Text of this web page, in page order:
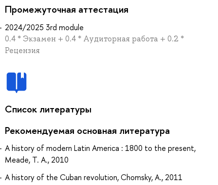
Промежуточная аттестация
2024/2025 3rd module
0.4 * Экзамен + 0.4 * Аудиторная работа + 0.2 *
Рецензия
Список литературы
Рекомендуемая основная литература
A history of modern Latin America : 1800 to the present,
Meade, T. A., 2010
A history of the Cuban revolution, Chomsky, A., 2011